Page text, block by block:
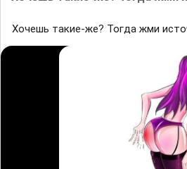
Хoчешь такие-жe? Тогда жми